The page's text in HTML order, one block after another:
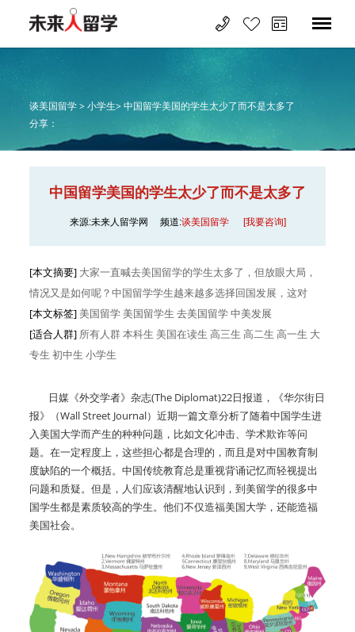
谈美国留学 >小学生>中国留学美国的学生太少了而不是太多了
分享：
中国留学美国的学生太少了而不是太多了
来源:未来人留学网 频道:谈美国留学 [我要咨询]
[本文摘要] 大家一直喊去美国留学的学生太多了，但放眼大局，
情况又是如何呢？中国留学学生越来越多选择回国发展，这对
[本文标签] 美国留学 美国留学生 去美国留学 中美发展
[适合人群] 所有人群本科生 美国在读生 高三生 高二生 高一生 大
专生 初中生 小学生
日媒《外交学者》杂志(The Diplomat)22日报道，《华尔街日
报》（Wall Street Journal）近期一篇文章分析了随着中国学生进
入美国大学而产生的种种问题，比如文化冲击、学术欺诈等问
题。在一定程度上，这些担心都是合理的，而且是对中国教育制
度缺陷的一个概括。中国传统教育总是重视背诵记忆而轻视提出
问题和质疑。但是，人们应该清醒地认识到，到美留学的很多中
国学生都是素质较高的学生。他们不仅造福美国大学，还能造福
美国社会。